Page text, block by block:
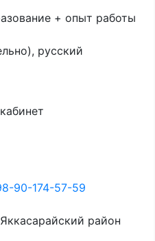
+ опыт работы
русский
90-174-57-59
район